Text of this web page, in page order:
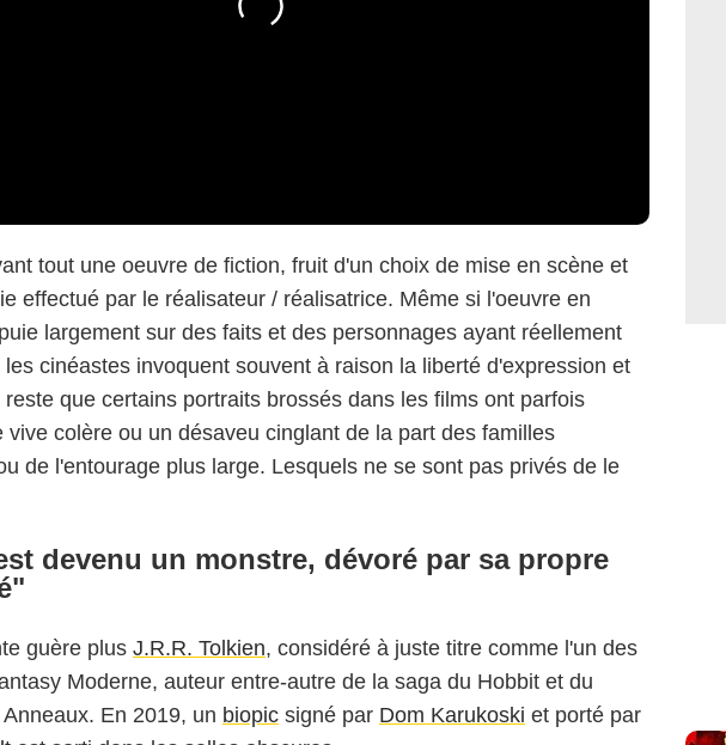
tout une oeuvre de fiction, fruit d'un choix de mise en scène et
effectué par le réalisateur / réalisatrice. Même si l'oeuvre en
largement sur des faits et des personnages ayant réellement
cinéastes invoquent souvent à raison la liberté d'expression et
que certains portraits brossés dans les films ont parfois
vive colère ou un désaveu cinglant de la part des familles
de l'entourage plus large. Lesquels ne se sont pas privés de le
devenu un monstre, dévoré par sa propre
guère plus J.R.R. Tolkien, considéré à juste titre comme l'un des
Moderne, auteur entre-autre de la saga du Hobbit et du
En 2019, un biopic signé par Dom Karukoski et porté par